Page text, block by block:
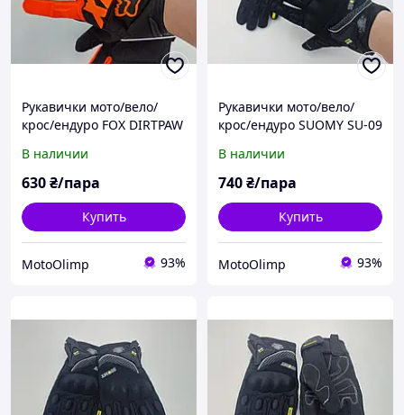
Рукавички мото/вело/
крос/ендуро FOX DIRTPAW
Black р. XL
В наличии
630₴/пара
Купить
MotoOlimp 93%
Рукавички мото/вело/
крос/ендуро SUOMY SU-09
В наличии
740₴/пара
Купить
MotoOlimp 93%